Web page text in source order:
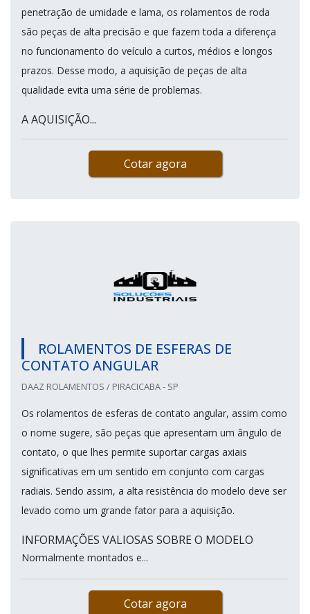
penetração de umidade e lama, os rolamentos de roda
são peças de alta precisão e que fazem toda a diferença
no funcionamento do veículo a curtos, médios e longos
prazos. Desse modo, a aquisição de peças de alta
qualidade evita uma série de problemas.
A AQUISIÇÃO...
Cotar agora
ROLAMENTOS DE ESFERAS DE
CONTATO ANGULAR
DAAZ ROLAMENTOS / PIRACICABA - SP
Os rolamentos de esferas de contato angular, assim como
o nome sugere, são peças que apresentam um ângulo de
contato, o que lhes permite suportar cargas axiais
significativas em um sentido em conjunto com cargas
radiais. Sendo assim, a alta resistência do modelo deve ser
levado como um grande fator para a aquisição.
INFORMAÇÕES VALIOSAS SOBRE O MODELO
Normalmente montados e...
Cotar agora